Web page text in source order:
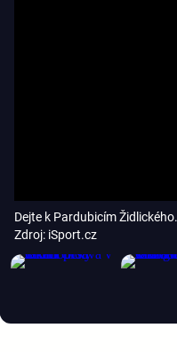
Dejte k Pardubicím
Zdroj: iSport.cz